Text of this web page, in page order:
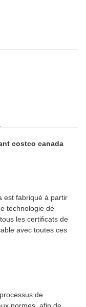
costco canada
est fabriqué à partir
technologie de
les certificats de
avec toutes ces
de